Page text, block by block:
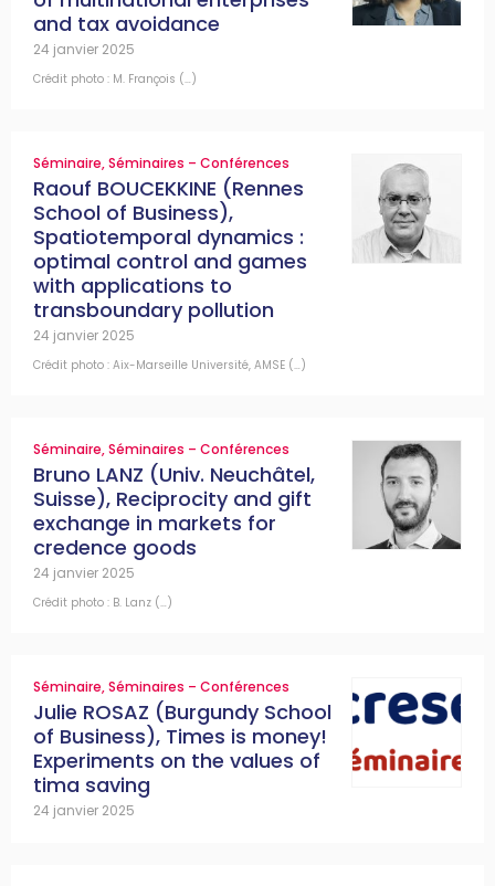
and tax avoidance
24 janvier 2025
Crédit photo : M. François (…)
Séminaire,Séminaires – Conférences
Raouf BOUCEKKINE (Rennes
School of Business),
Spatiotemporal dynamics :
optimal control and games
with applications to
transboundary pollution
24 janvier 2025
Crédit photo : Aix-Marseille Université, AMSE (…)
Séminaire,Séminaires – Conférences
Bruno LANZ (Univ. Neuchâtel,
Suisse), Reciprocity and gift
exchange in markets for
credence goods
24 janvier 2025
Crédit photo : B. Lanz (…)
Séminaire,Séminaires – Conférences
Julie ROSAZ (Burgundy School
of Business), Times is money!
Experiments on the values of
tima saving
24 janvier 2025